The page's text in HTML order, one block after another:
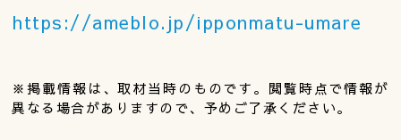
https://ameblo.jp/ipponmatu-umare
※掲載情報は、取材当時のものです。閲覧時点で情報が
異なる場合がありますので、予めご了承ください。